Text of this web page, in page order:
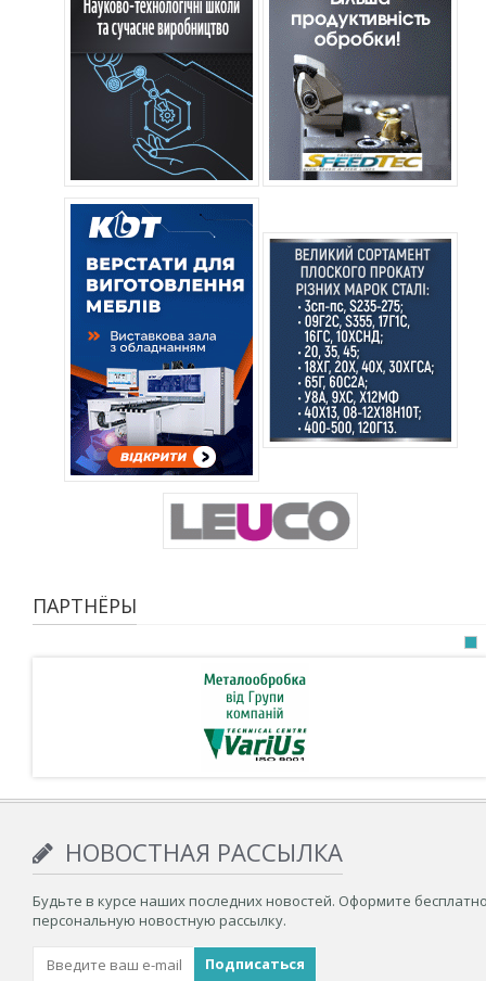
ПАРТНЁРЫ
НОВОСТНАЯ РАССЫЛКА
Будьте в курсе наших последних новостей. Оформите
персональную новостную рассылку.